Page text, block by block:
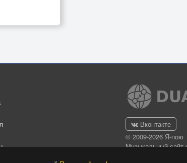
Вконтакте
© 2009-2026 Я-пою
Музыкальный сайт